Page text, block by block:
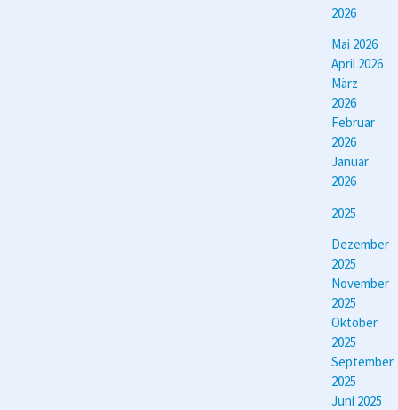
2026
Mai 2026
April 2026
März
2026
Februar
2026
Januar
2026
2025
Dezember
2025
November
2025
Oktober
2025
September
2025
Juni 2025